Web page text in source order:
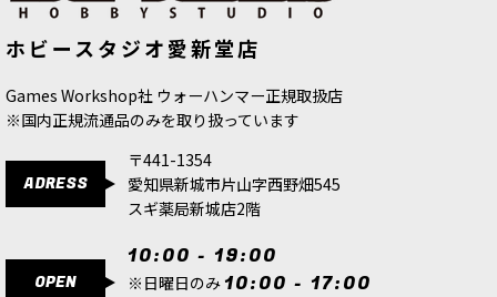
ン [10154 ]
グリーン
ホビースタジオ愛新堂店
Games Workshop社 ウォーハンマー正規取扱店
※国内正規流通品のみを取り扱っています
ADRESS
〒441-1354
愛知県新城市片山字西野畑545
スギ薬局新城店2階
OPEN
10:00 - 19:00
※日曜日のみ 10:00 - 17:00